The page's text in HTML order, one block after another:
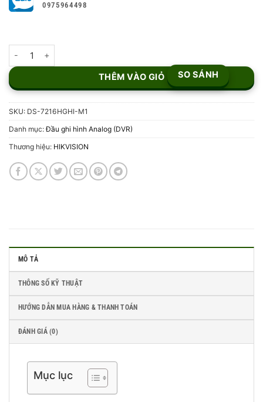
0975964498
THÊM VÀO GIỎ SO SÁNH
SKU: DS-7216HGHI-M1
Danh mục:Đầu ghi hình Analog (DVR)
Thương hiệu: HIKVISION
MÔ TẢ
THÔNG SỐ KỸ THUẬT
HƯỚNG DẪN MUA HÀNG & THANH TOÁN
ĐÁNH GIÁ (0)
Mục lục